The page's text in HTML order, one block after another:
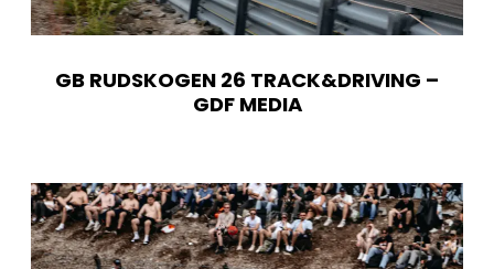
GB RUDSKOGEN 26 TRACK&DRIVING –
GDF MEDIA